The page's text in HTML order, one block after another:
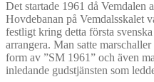
Det startade 1961 då Vemdalen
Hovdebanan på Vemdalsskalet
festligt kring detta första
arrangera. Man satte
form av ”SM 1961” och även
inledande gudstjänsten som